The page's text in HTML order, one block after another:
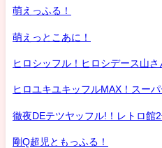
萌えっふる！
萌えっとこあに！
ヒロシッフル！ヒロシデース山
ヒロユキユキッフルMAX！スーパ
徹夜DEテツヤッフル!！レトロ館2
剛Q超児ともっふる！